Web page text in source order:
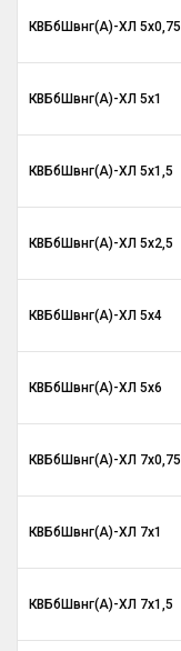
КВБбШвнг(A)-ХЛ 5х0,75
КВБбШвнг(A)-ХЛ 5х1
КВБбШвнг(A)-ХЛ 5х1,5
КВБбШвнг(A)-ХЛ 5х2,5
КВБбШвнг(A)-ХЛ 5х4
КВБбШвнг(A)-ХЛ 5х6
КВБбШвнг(A)-ХЛ 7х0,75
КВБбШвнг(A)-ХЛ 7х1
КВБбШвнг(A)-ХЛ 7х1,5